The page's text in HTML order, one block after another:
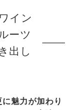
イン
ーツ
出し
魅力が加わり